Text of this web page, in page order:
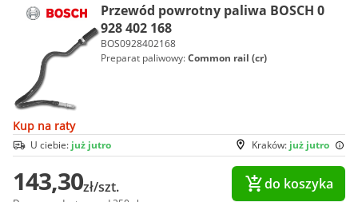
Przewód powrotny paliwa BOSCH 0
928 402 168
BOS0928402168
Preparat paliwowy:Common rail (cr)
Kup na raty
Kraków: już jutro
U ciebie: już jutro
143,30zł/szt. do koszyka